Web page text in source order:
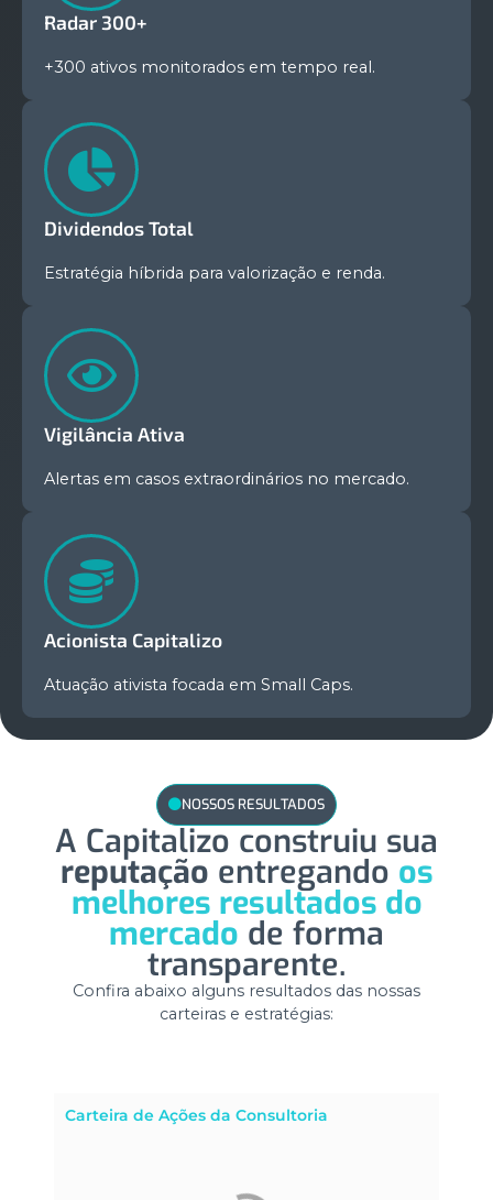
Radar 300+
+300 ativos monitorados em tempo real.
Dividendos Total
Estratégia híbrida para valorização e renda.
Vigilância Ativa
Alertas em casos extraordinários no mercado.
Acionista Capitalizo
Atuação ativista focada em Small Caps.
NOSSOS RESULTADOS
A Capitalizo construiu sua
reputação entregando os
melhores resultados do
mercado de forma
transparente.
Confira abaixo alguns resultados das nossas
carteiras e estratégias:
Carteira de Ações da Consultoria